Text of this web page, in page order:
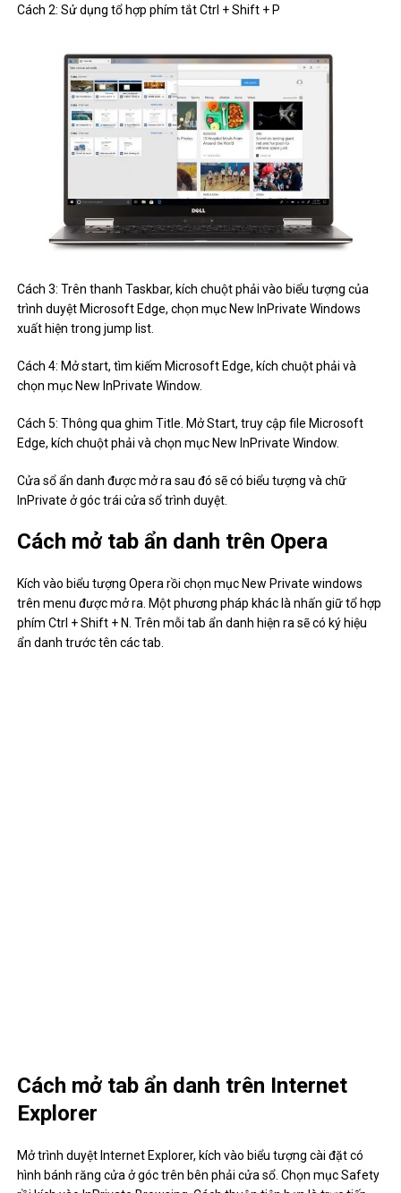
Cách 2: Sử dụng tổ hợp phím tắt Ctrl + Shift + P
Cách 3: Trên thanh Taskbar, kích chuột phải vào biểu tượng của
trình duyệt Microsoft Edge, chọn mục New InPrivate Windows
xuất hiện trong jump list.
Cách 4: Mở start, tìm kiếm Microsoft Edge, kích chuột phải và
chọn mục New InPrivate Window.
Cách 5: Thông qua ghim Title. Mở Start, truy cập file Microsoft
Edge, kích chuột phải và chọn mục New InPrivate Window.
Cửa sổ ẩn danh được mở ra sau đó sẽ có biểu tượng và chữ
InPrivate ở góc trái cửa sổ trình duyệt.
Cách mở tab ẩn danh trên Opera
Kích vào biểu tượng Opera rồi chọn mục New Private windows
trên menu được mở ra. Một phương pháp khác là nhấn giữ tổ hợp
phím Ctrl + Shift + N. Trên mỗi tab ẩn danh hiện ra sẽ có ký hiệu
ẩn danh trước tên các tab.
Cách mở tab ẩn danh trên Internet
Explorer
Mở trình duyệt Internet Explorer, kích vào biểu tượng cài đặt có
hình bánh răng cửa ở góc trên bên phải cửa sổ. Chọn mục Safety